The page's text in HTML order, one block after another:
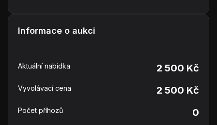
Informace o aukci
Aktuální nabídka 2 500 Kč
Vyvolávací cena 2 500 Kč
Počet příhozů 0